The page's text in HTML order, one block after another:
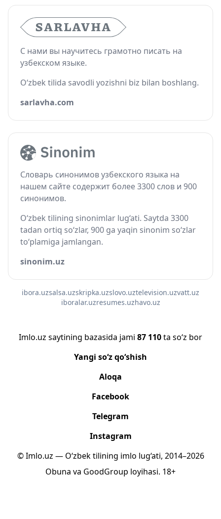
С нами вы научитесь грамотно писать на
узбекском языке.
O‘zbek tilida savodli yozishni biz bilan boshlang.
sarlavha.com
Словарь синонимов узбекского языка на
нашем сайте содержит более 3300 слов и 900
синонимов.
O‘zbek tilining sinonimlar lug‘ati. Saytda 3300
tadan ortiq so‘zlar, 900 ga yaqin sinonim so‘zlar
to‘plamiga jamlangan.
sinonim.uz
ibora.uzsalsa.uzskripka.uzslovo.uztelevision.uzvatt.uz
iboralar.uzresumes.uzhavo.uz
Imlo.uz saytining bazasida jami 87 110ta so‘z bor
Yangi so‘z qo‘shish
Aloqa
Facebook
Telegram
Instagram
© Imlo.uz — O‘zbek tilining imlo lug‘ati, 2014–2026
Obuna va GoodGroup loyihasi. 18+